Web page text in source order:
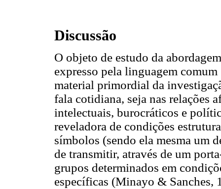
Discussão
O objeto de estudo da
expresso pela linguagem
material primordial da
fala cotidiana, seja nas relações
intelectuais, burocráticos e
reveladora de condições
símbolos (sendo ela mesma um
de transmitir, através de um
grupos determinados em
específicas (Minayo & Sanches,